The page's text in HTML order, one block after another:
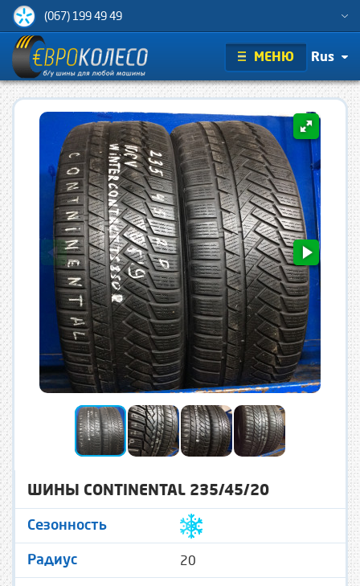
(067) 199 49 49
МЕНЮ Rus
ШИНЫ CONTINENTAL 235/45/20
Сезонность
Радиус 20